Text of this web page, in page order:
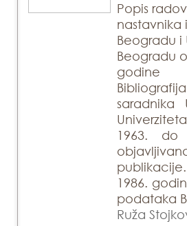
Popis
nastavnika
Beogradu i
Beogradu
godine
saradnika
1963.
1986.
podataka
Ruža